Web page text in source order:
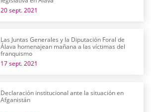
20 sept. 2021
Las Juntas Generales y la Diputación Foral de
Álava homenajean mañana a las víctimas del
franquismo
17 sept. 2021
Declaración institucional ante la situación en
Afganistán